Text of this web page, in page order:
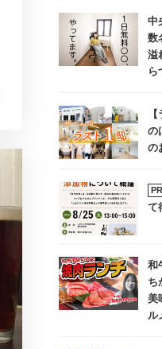
中
数
溢
ら
の
の
PR
て
和
ち
美
ル